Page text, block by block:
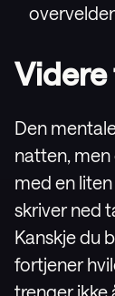
Videre
Den
natten,
med en
skriver ned
Kanskje du
fortjener
trenger ikke